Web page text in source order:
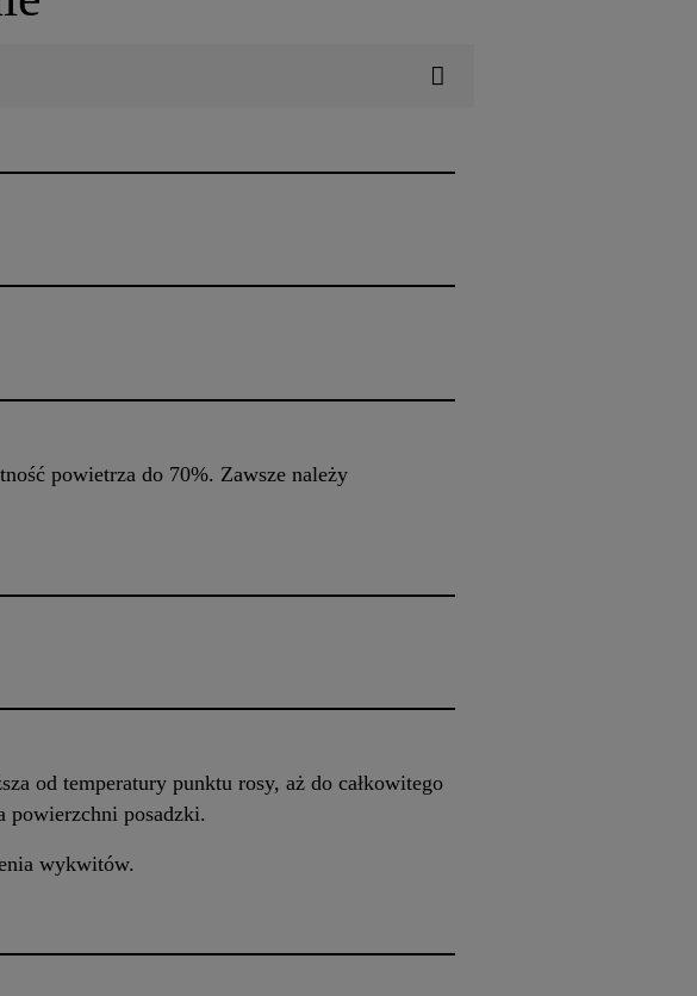
powietrza do 70%. Zawsze należy
od temperatury punktu rosy, aż do całkowitego
powierzchni posadzki.
wykwitów.